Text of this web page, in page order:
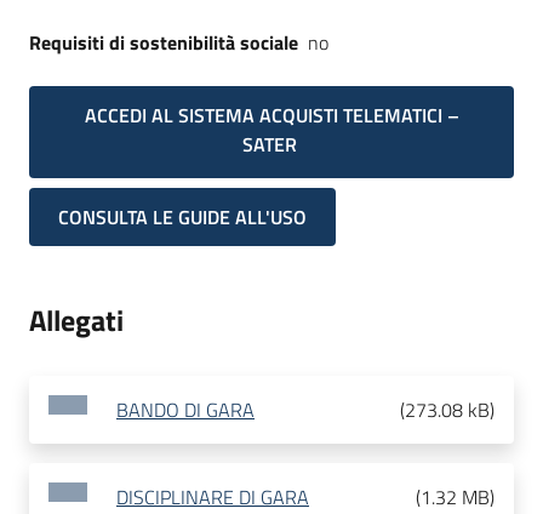
Requisiti di sostenibilità sociale no
ACCEDI AL SISTEMA ACQUISTI TELEMATICI –
SATER
CONSULTA LE GUIDE ALL'USO
Allegati
BANDO DI GARA (273.08 kB)
DISCIPLINARE DI GARA (1.32 MB)